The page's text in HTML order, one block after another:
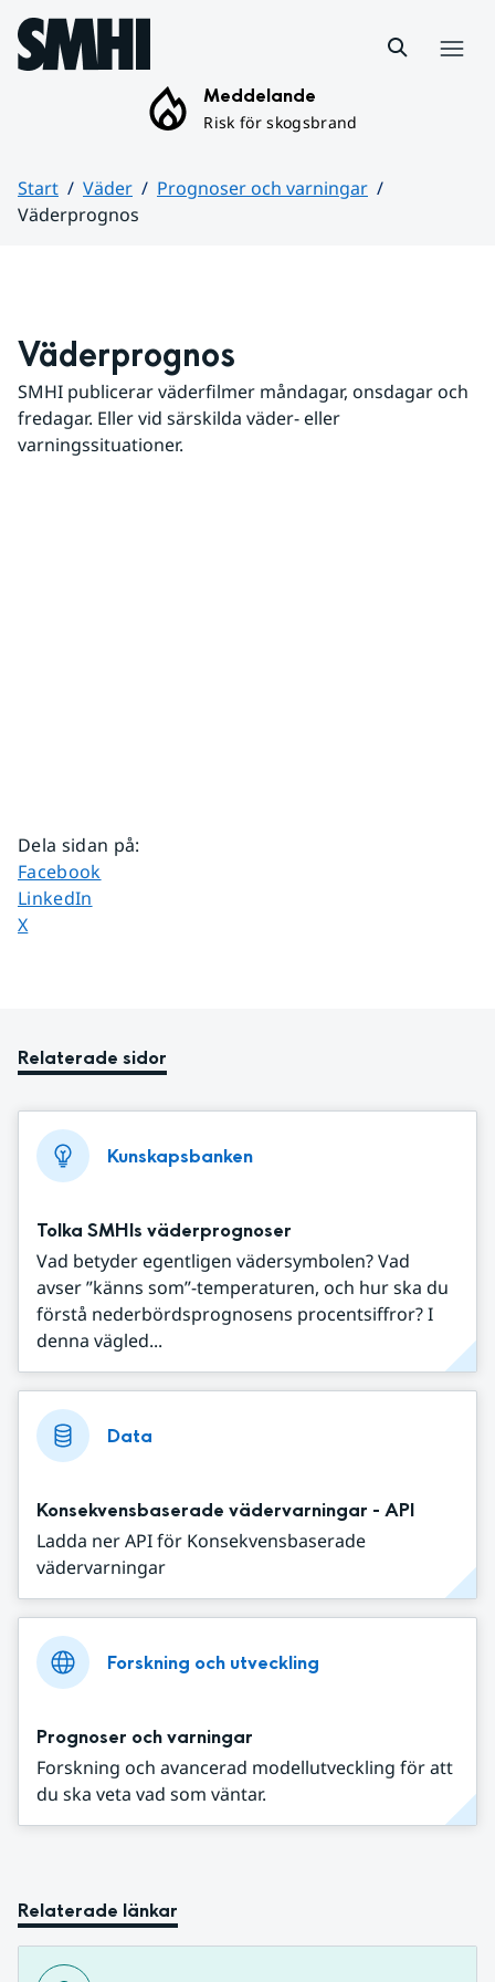
Hoppa till sidans innehåll
Meddelande
Risk för skogsbrand
Start Väder
Prognoser och varningar
Väderprognos
Väderprognos
SMHI publicerar väderfilmer måndagar, onsdagar och
fredagar. Eller vid särskilda väder- eller
varningssituationer.
Dela sidan på:
Dela sidan på
Facebook
Dela sidan på
LinkedIn
Dela sidan på
X
Relaterade sidor
Kunskapsbanken
Tolka SMHIs väderprognoser
Vad betyder egentligen vädersymbolen? Vad
avser ”känns som”-temperaturen, och hur ska du
förstå nederbördsprognosens procentsiffror? I
denna vägled...
Data
Konsekvensbaserade vädervarningar - API
Ladda ner API för Konsekvensbaserade
vädervarningar
Forskning och utveckling
Prognoser och varningar
Forskning och avancerad modellutveckling för att
du ska veta vad som väntar.
Relaterade länkar